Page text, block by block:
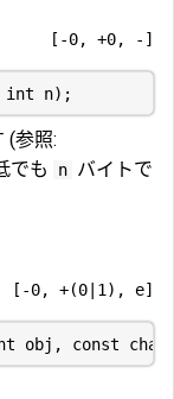
[-0, +0, -]
(参照:
でも n バイトで
[-0, +(0|1), e]